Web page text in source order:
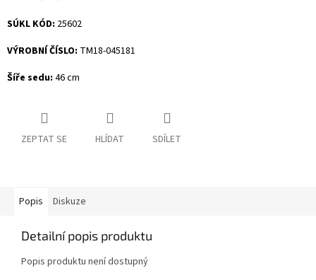
SÚKL KÓD: 25602
VÝROBNÍ ČÍSLO: TM18-045181
Šíře sedu: 46 cm
ZEPTAT SE HLÍDAT SDÍLET
Popis Diskuze
Detailní popis produktu
Popis produktu není dostupný